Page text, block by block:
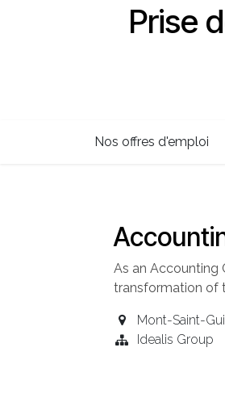
Prise
Nos offres d'emploi
As an Accounting
transformation of
Mont-Saint-
Idealis Group